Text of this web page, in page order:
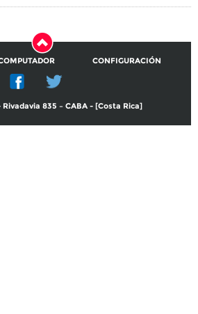
CONFIGURACIÓN
835 – CABA - [Costa Rica]